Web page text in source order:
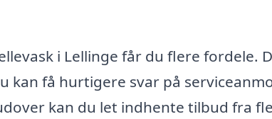
i Lellinge får du flere fordele.
kan få hurtigere svar på
kan du let indhente tilbud fra